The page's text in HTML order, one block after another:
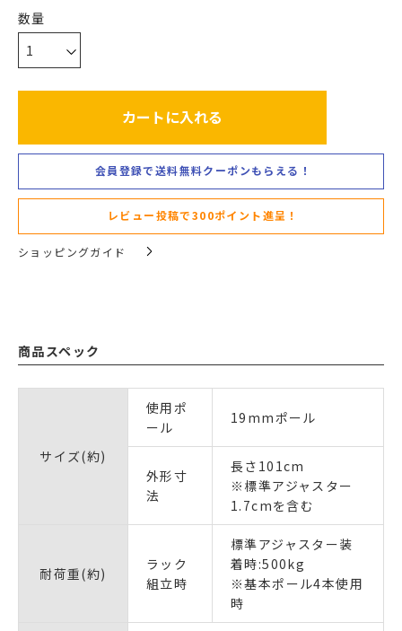
カートに入れる
会員登録で送料無料クーポンもらえる！
レビュー投稿で300ポイント進呈！
ショッピングガイド
商品スペック
サイズ(約)
使用ポ
ール
19mmポール
外形寸
法
長さ101cm
※標準アジャスター
1.7cmを含む
耐荷重(約)
ラック
組立時
標準アジャスター装
着時:500kg
※基本ポール4本使用
時